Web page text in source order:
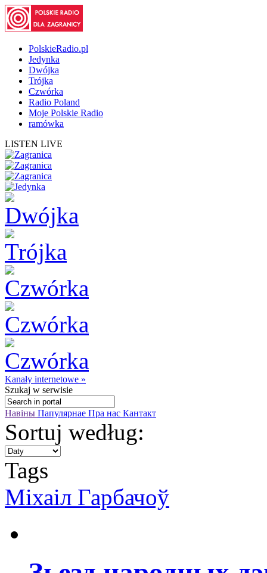
PolskieRadio.pl
Jedynka
Dwójka
Trójka
Czwórka
Radio Poland
Moje Polskie Radio
ramówka
LISTEN LIVE
Kanały internetowe »
Szukaj w serwisie
Навіны Папулярнае Пра нас Кантакт
Sortuj według:
Tags
Міхаіл Гарбачоў